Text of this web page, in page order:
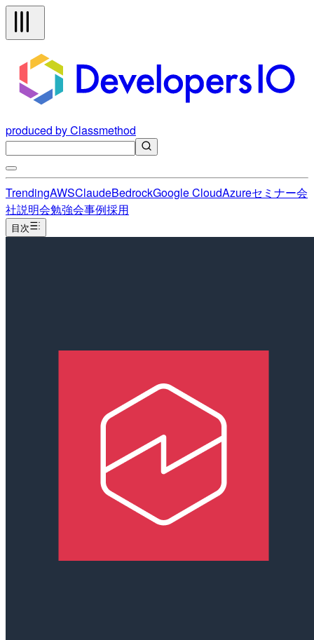
produced by Classmethod
TrendingAWSClaudeBedrockGoogle CloudAzureセミナー会
社説明会勉強会事例採用
目次